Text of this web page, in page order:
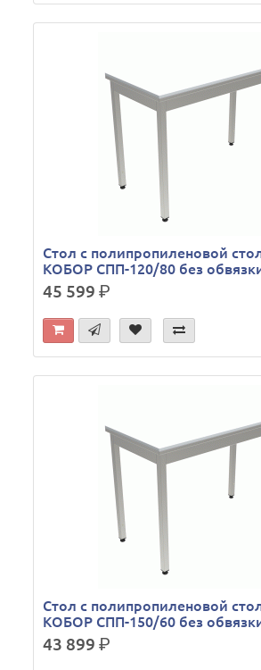
Стол с полипропиленовой
КОБОР СПП-120/80 без
45 599р.
Стол с полипропиленовой
КОБОР СПП-150/60 без
43 899р.